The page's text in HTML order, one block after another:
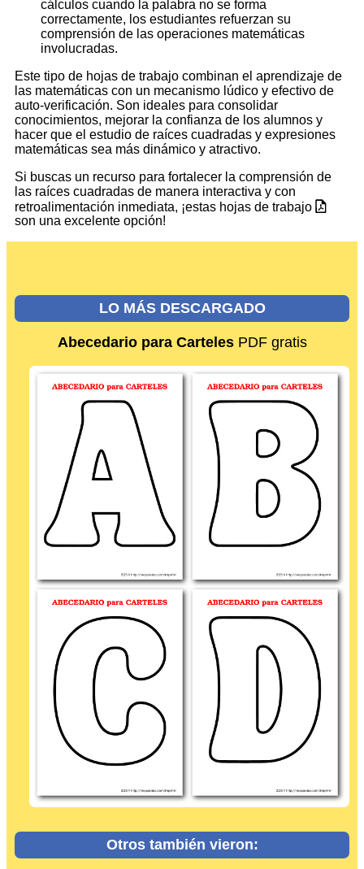
cálculos cuando la palabra no se forma
correctamente, los estudiantes refuerzan su
comprensión de las operaciones matemáticas
involucradas.
Este tipo de hojas de trabajo combinan el aprendizaje de
las matemáticas con un mecanismo lúdico y efectivo de
auto-verificación. Son ideales para consolidar
conocimientos, mejorar la confianza de los alumnos y
hacer que el estudio de raíces cuadradas y expresiones
matemáticas sea más dinámico y atractivo.
Si buscas un recurso para fortalecer la comprensión de
las raíces cuadradas de manera interactiva y con
retroalimentación inmediata, ¡estas hojas de trabajo
son una excelente opción!
LO MÁS DESCARGADO
Abecedario para CartelesPDF gratis
Otros también vieron: